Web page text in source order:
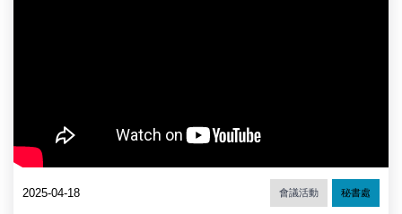
2025-04-18 會議活動 秘書處